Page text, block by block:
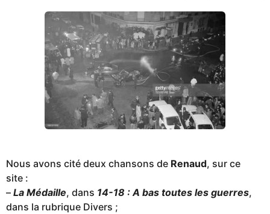
Nous avons cité deux chansons de Renaud, sur ce
site :
– La Médaille, dans 14-18 : A bas toutes les guerres,
dans la rubrique Divers ;